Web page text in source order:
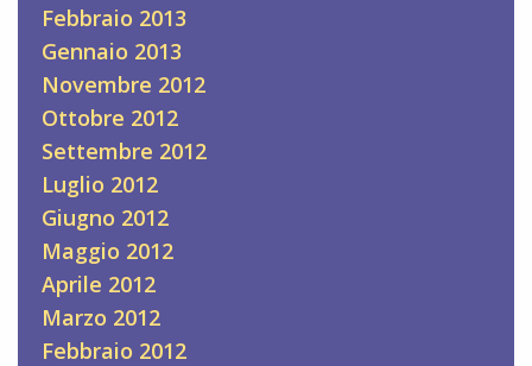
Febbraio 2013
Gennaio 2013
Novembre 2012
Ottobre 2012
Settembre 2012
Luglio 2012
Giugno 2012
Maggio 2012
Aprile 2012
Marzo 2012
Febbraio 2012